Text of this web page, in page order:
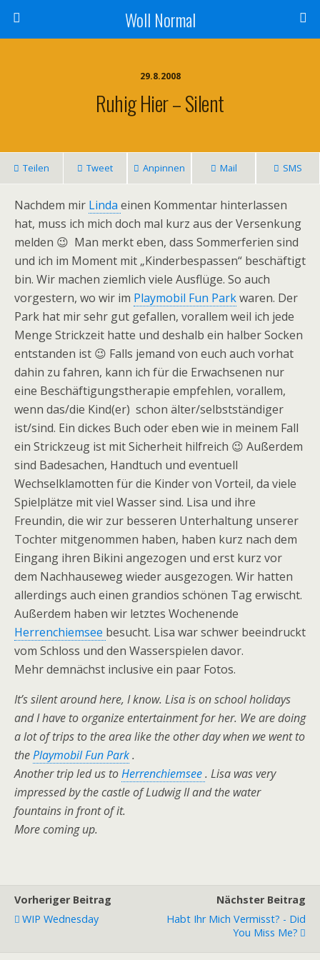
Woll Normal
29.8.2008
Ruhig Hier – Silent
Teilen Tweet Anpinnen Mail SMS
Nachdem mir Linda einen Kommentar hinterlassen
hat, muss ich mich doch mal kurz aus der Versenkung
melden 😉 Man merkt eben, dass Sommerferien sind
und ich im Moment mit „Kinderbespassen“ beschäftigt
bin. Wir machen ziemlich viele Ausflüge. So auch
vorgestern, wo wir im Playmobil Fun Parkwaren. Der
Park hat mir sehr gut gefallen, vorallem weil ich jede
Menge Strickzeit hatte und deshalb ein halber Socken
entstanden ist 😉 Falls jemand von euch auch vorhat
dahin zu fahren, kann ich für die Erwachsenen nur
eine Beschäftigungstherapie empfehlen, vorallem,
wenn das/die Kind(er) schon älter/selbstständiger
ist/sind. Ein dickes Buch oder eben wie in meinem Fall
ein Strickzeug ist mit Sicherheit hilfreich 😉 Außerdem
sind Badesachen, Handtuch und eventuell
Wechselklamotten für die Kinder von Vorteil, da viele
Spielplätze mit viel Wasser sind. Lisa und ihre
Freundin, die wir zur besseren Unterhaltung unserer
Tochter mitgenommen haben, haben kurz nach dem
Eingang ihren Bikini angezogen und erst kurz vor
dem Nachhauseweg wieder ausgezogen. Wir hatten
allerdings auch einen grandios schönen Tag erwischt.
Außerdem haben wir letztes Wochenende
Herrenchiemsee besucht. Lisa war schwer beeindruckt
vom Schloss und den Wasserspielen davor.
Mehr demnächst inclusive ein paar Fotos.
It’s silent around here, I know. Lisa is on school holidays
and I have to organize entertainment for her. We are doing
a lot of trips to the area like the other day when we went to
thePlaymobil Fun Park.
Another trip led us toHerrenchiemsee. Lisa was very
impressed by the castle of Ludwig II and the water
fountains in front of it.
More coming up.
Vorheriger Beitrag
WIP Wednesday
Nächster Beitrag
Habt Ihr Mich Vermisst? - Did
You Miss Me?